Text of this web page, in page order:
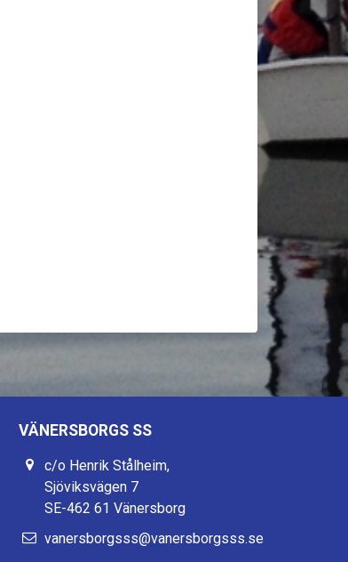
VÄNERSBORGS SS
c/o Henrik Stålheim,
Sjöviksvägen 7
SE-462 61 Vänersborg
vanersborgsss@vanersborgsss.se